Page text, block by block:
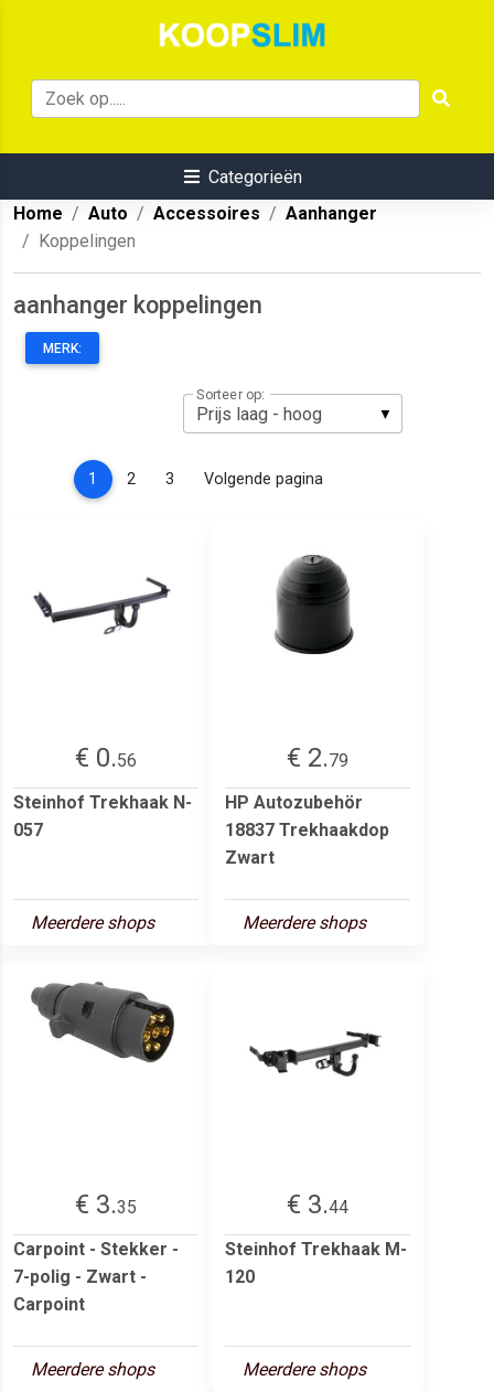
Categorieën
Home
Auto Accessoires
Aanhanger
Koppelingen
aanhanger koppelingen
MERK:
Sorteer op:
1 (current)
2 3 Volgende pagina
€ 0.56
Steinhof Trekhaak N-
057
Meerdere shops
€ 2.79
HP Autozubehör
18837 Trekhaakdop
Zwart
Meerdere shops
€ 3.35
Carpoint - Stekker -
7-polig - Zwart -
Carpoint
Meerdere shops
€ 3.44
Steinhof Trekhaak M-
120
Meerdere shops